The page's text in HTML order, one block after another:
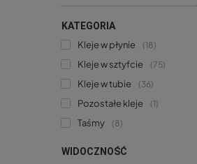
KATEGORIA
Kleje w płynie
18
Kleje w sztyfcie 75
Kleje w tubie 36
Pozostałe kleje 1
Taśmy 8
WIDOCZNOŚĆ